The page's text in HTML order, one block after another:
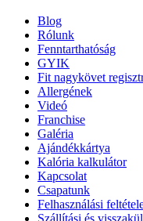
Blog
Rólunk
Fenntarthatóság
GYIK
Fit nagykövet
Allergének
Videó
Franchise
Galéria
Ajándékkártya
Kalória kalkulátor
Kapcsolat
Csapatunk
Felhasználási
Szállítási és